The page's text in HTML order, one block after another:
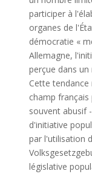
participer à
organes de
démocratie «
Allemagne,
perçue dans
Cette
champ
souvent abusif
d'initiative
par l'utilisation
législative